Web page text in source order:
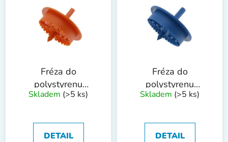
Fréza do
polystyrenu
WESTBERG
Skladem (>5 ks)
DETAIL
Fréza do
polystyrenu
WESTBERG
Skladem (>5 ks)
DETAIL